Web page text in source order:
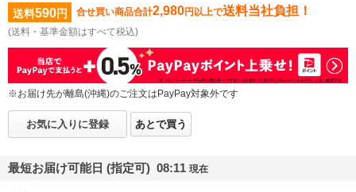
送料590円 合せ買い商品合計2,980円以上で送料当社負担！
(送料・基準金額はすべて税込)
※お届け先が離島(沖縄)のご注文はPayPay対象外です
お気に入りに登録 あとで買う
最短お届け可能日 (指定可) 08:11 現在